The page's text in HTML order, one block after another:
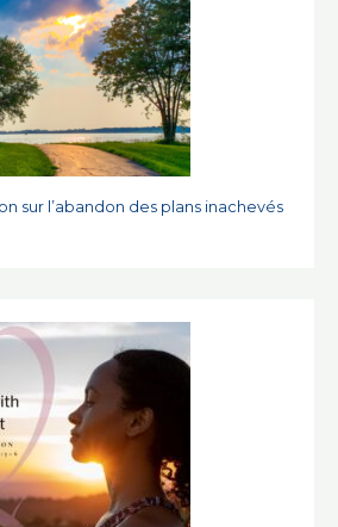
sur l’abandon des plans inachevés